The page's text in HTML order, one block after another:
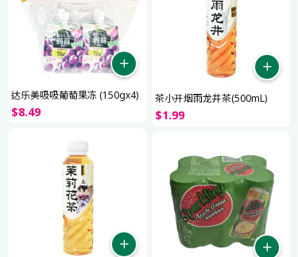
达乐美吸吸葡萄果冻 (150gx4)
$8.49
茶小开烟雨龙井茶(500mL)
$1.99